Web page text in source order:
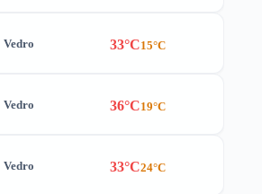
Vedro 33°C15°C
Vedro 36°C19°C
Vedro 33°C24°C